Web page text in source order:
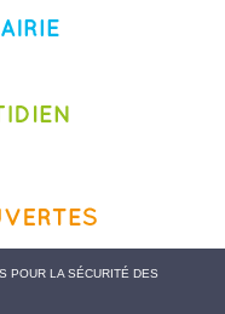
POUR LA SÉCURITÉ DES